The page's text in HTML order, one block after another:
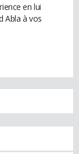
en lui
Abla à vos